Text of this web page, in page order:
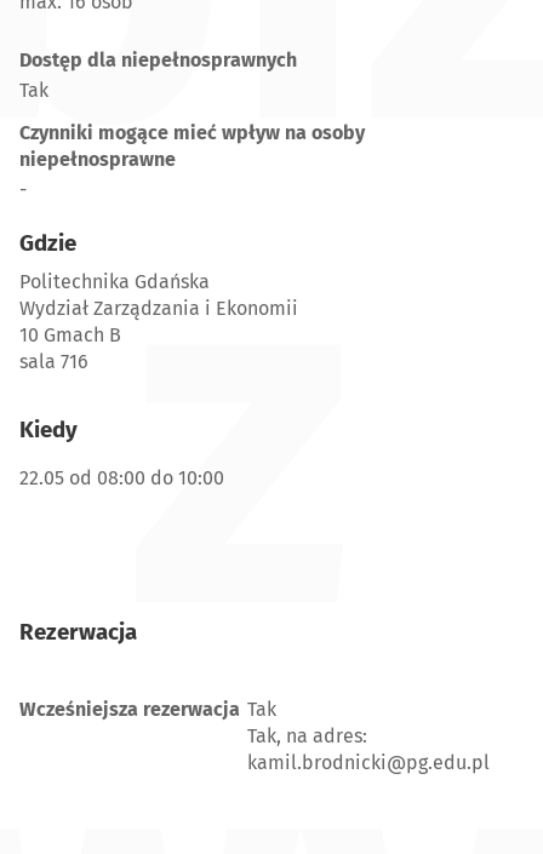
z
Dostęp dla niepełnosprawnych
Tak
Czynniki mogące mieć wpływ na osoby
niepełnosprawne
-
Gdzie
Politechnika Gdańska
Wydział Zarządzania i Ekonomii
10 Gmach B
sala 716
Kiedy
22.05 od 08:00 do 10:00
Rezerwacja
Wcześniejsza rezerwacja Tak
Tak, na adres:
kamil.brodnicki@pg.edu.pl